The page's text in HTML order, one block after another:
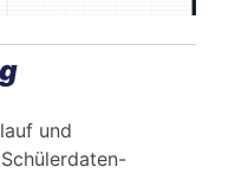
und